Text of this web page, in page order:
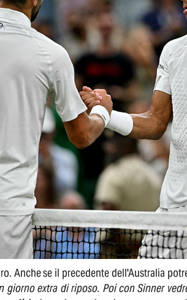
Anche se il precedente dell'Australia
giorno extra di riposo. Poi con Sinner